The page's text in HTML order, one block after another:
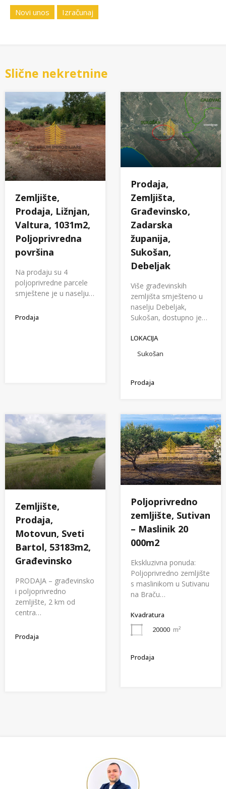
Novi unos Izračunaj
Slične nekretnine
Zemljište,
Prodaja, Ližnjan,
Valtura, 1031m2,
Poljoprivredna
površina
Na prodaju su 4
poljoprivredne parcele
smještene je u naselju…
Prodaja
Prodaja,
Zemljišta,
Građevinsko,
Zadarska
županija,
Sukošan,
Debeljak
Više građevinskih
zemljišta smješteno u
naselju Debeljak,
Sukošan, dostupno je…
LOKACIJA
Sukošan
Prodaja
Zemljište,
Prodaja,
Motovun, Sveti
Bartol, 53183m2,
Građevinsko
PRODAJA – građevinsko
i poljoprivredno
zemljište, 2 km od
centra…
Prodaja
Poljoprivredno
zemljište, Sutivan
– Maslinik 20
000m2
Ekskluzivna ponuda:
Poljoprivredno zemljište
s maslinikom u Sutivanu
na Braču…
Kvadratura
20000 m²
Prodaja